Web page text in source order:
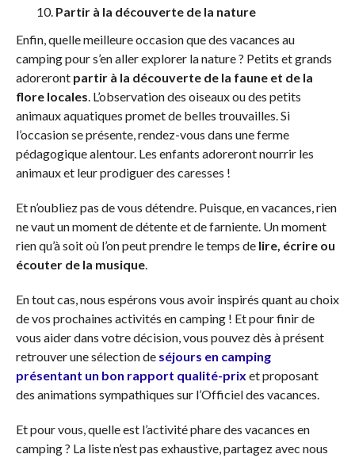
Partir à la découverte de la nature
Enfin, quelle meilleure occasion que des vacances au
camping pour s’en aller explorer la nature ? Petits et grands
adoreront partir à la découverte de la faune et de la
flore locales. L’observation des oiseaux ou des petits
animaux aquatiques promet de belles trouvailles. Si
l’occasion se présente, rendez-vous dans une ferme
pédagogique alentour. Les enfants adoreront nourrir les
animaux et leur prodiguer des caresses !
Et n’oubliez pas de vous détendre. Puisque, en vacances, rien
ne vaut un moment de détente et de farniente. Un moment
rien qu’à soit où l’on peut prendre le temps de lire, écrire ou
écouter de la musique.
En tout cas, nous espérons vous avoir inspirés quant au choix
de vos prochaines activités en camping ! Et pour finir de
vous aider dans votre décision, vous pouvez dès à présent
retrouver une sélection de séjours en camping
présentant un bon rapport qualité-prix et proposant
des animations sympathiques sur l’Officiel des vacances.
Et pour vous, quelle est l’activité phare des vacances en
camping ? La liste n’est pas exhaustive, partagez avec nous